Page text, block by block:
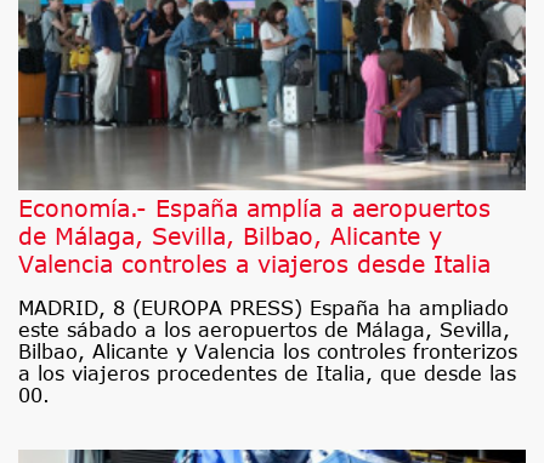
Economía.- España amplía a aeropuertos
de Málaga, Sevilla, Bilbao, Alicante y
Valencia controles a viajeros desde Italia
MADRID, 8 (EUROPA PRESS) España ha ampliado
este sábado a los aeropuertos de Málaga, Sevilla,
Bilbao, Alicante y Valencia los controles fronterizos
a los viajeros procedentes de Italia, que desde las
00.